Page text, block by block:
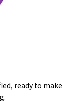
ready to make